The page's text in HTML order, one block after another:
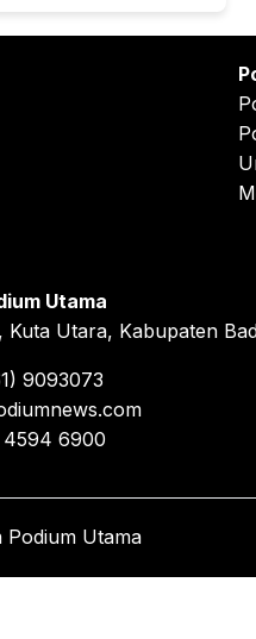
Utama
Utara, Kabupaten
9093073
4594 6900
Utama